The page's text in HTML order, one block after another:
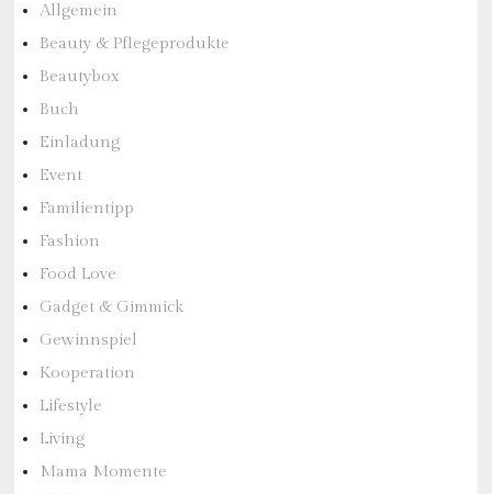
Allgemein
Beauty & Pflegeprodukte
Beautybox
Buch
Einladung
Event
Familientipp
Fashion
Food Love
Gadget & Gimmick
Gewinnspiel
Kooperation
Lifestyle
Living
Mama Momente